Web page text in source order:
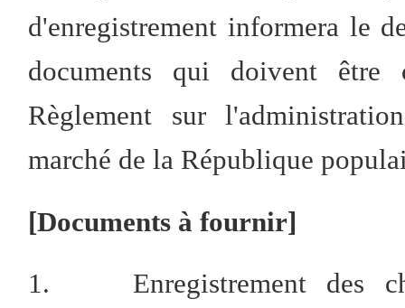
d'enregistrement informera le
documents qui doivent
Règlement sur
marché de la République
[Documents à fournir]
1. Enregistrement des